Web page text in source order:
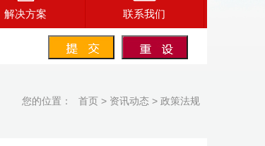
解决方案 联系我们
您的位置： 首页 > 资讯动态 > 政策法规